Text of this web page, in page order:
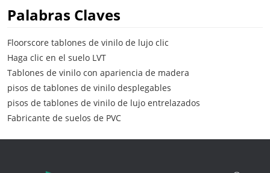
Palabras Claves
Floorscore tablones de vinilo de lujo clic
Haga clic en el suelo LVT
Tablones de vinilo con apariencia de madera
pisos de tablones de vinilo desplegables
pisos de tablones de vinilo de lujo entrelazados
Fabricante de suelos de PVC